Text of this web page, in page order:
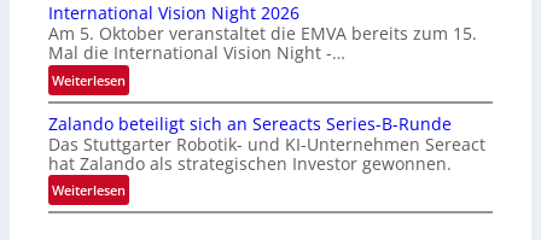
a
r
e
n
e
k
t
o
a
t
i
International Vision Night 2026
Am 5. Oktober veranstaltet die EMVA bereits zum 15.
Mal die International Vision Night -…
Weiterlesen:
I
n
t
e
r
n
Zalando beteiligt sich an Sereacts Series-B-Runde
Das Stuttgarter Robotik- und KI-Unternehmen Sereact
hat Zalando als strategischen Investor gewonnen.
Weiterlesen:
Z